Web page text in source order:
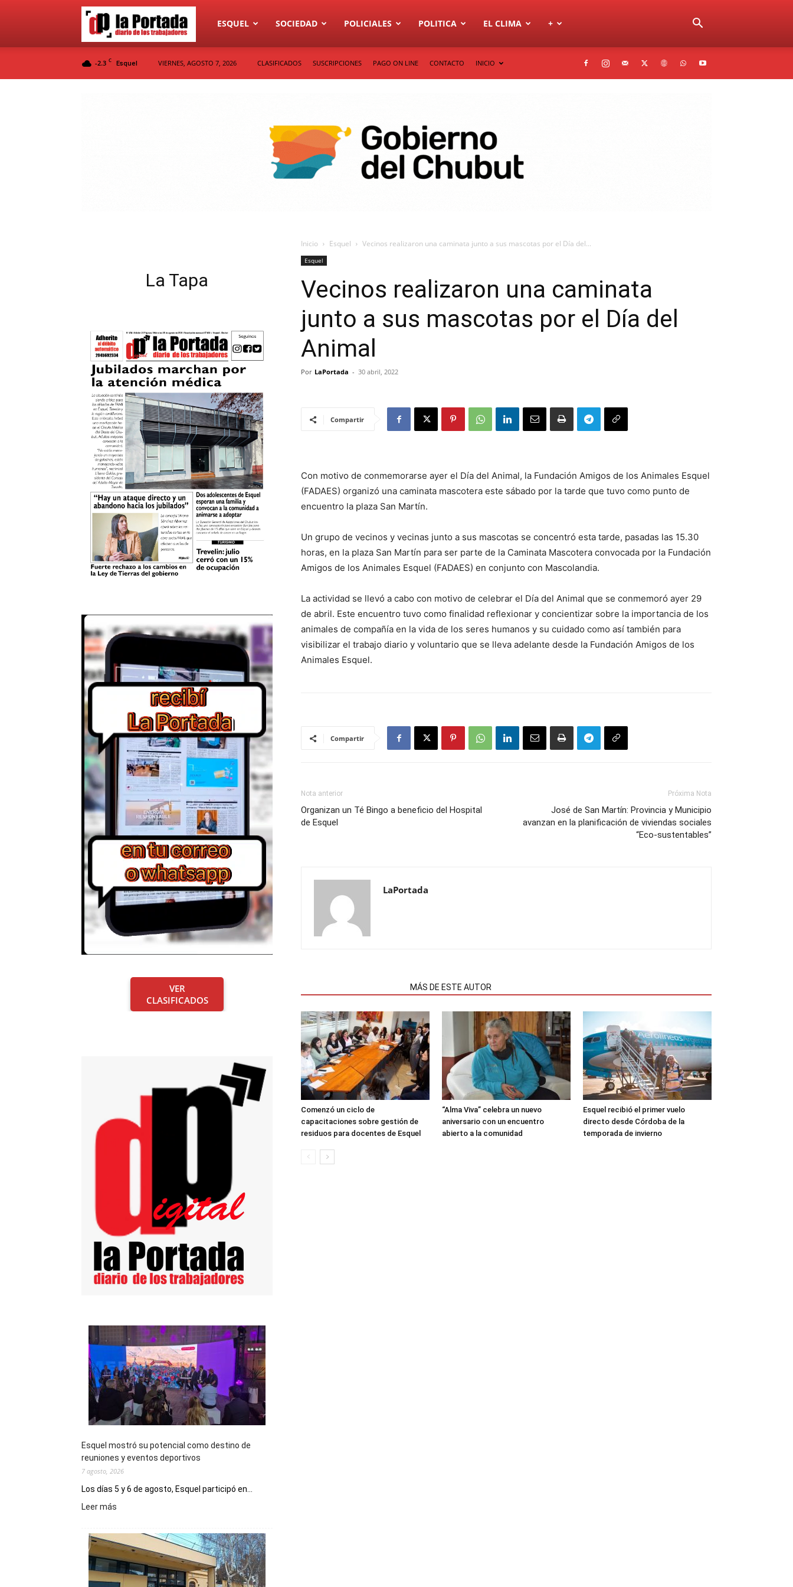
Diario
ESQUEL SOCIEDAD POLICIALES POLITICA EL CLIMA +
-2.3 C Esquel VIERNES, AGOSTO 7, 2026 CLASIFICADOS SUSCRIPCIONES PAGO ON LINE CONTACTO INICIO
Inicio Esquel Vecinos realizaron una caminata junto a sus mascotas por el Día del...
Esquel
Vecinos realizaron una caminata
junto a sus mascotas por el Día del
Animal
Por LaPortada - 30 abril, 2022
Compartir
Con motivo de conmemorarse ayer el Día del Animal, la Fundación Amigos de los Animales Esquel
(FADAES) organizó una caminata mascotera este sábado por la tarde que tuvo como punto de
encuentro la plaza San Martín.
Un grupo de vecinos y vecinas junto a sus mascotas se concentró esta tarde, pasadas las 15.30
horas, en la plaza San Martín para ser parte de la Caminata Mascotera convocada por la Fundación
Amigos de los Animales Esquel (FADAES) en conjunto con Mascolandia.
La actividad se llevó a cabo con motivo de celebrar el Día del Animal que se conmemoró ayer 29
de abril. Este encuentro tuvo como finalidad reflexionar y concientizar sobre la importancia de los
animales de compañía en la vida de los seres humanos y su cuidado como así también para
visibilizar el trabajo diario y voluntario que se lleva adelante desde la Fundación Amigos de los
Animales Esquel.
Compartir
Nota anterior
Organizan un Té Bingo a beneficio del Hospital
de Esquel
Próxima Nota
José de San Martín: Provincia y Municipio
avanzan en la planificación de viviendas sociales
“Eco-sustentables”
LaPortada
MÁS DE ESTE AUTOR
Comenzó un ciclo de
capacitaciones sobre gestión de
residuos para docentes de Esquel
“Alma Viva” celebra un nuevo
aniversario con un encuentro
abierto a la comunidad
Esquel recibió el primer vuelo
directo desde Córdoba de la
temporada de invierno
La Tapa
VER
CLASIFICADOS
Esquel mostró su potencial como destino de
reuniones y eventos deportivos
7 agosto, 2026
Los días 5 y 6 de agosto, Esquel participó en...
Leer más
su
potencial
como
destino